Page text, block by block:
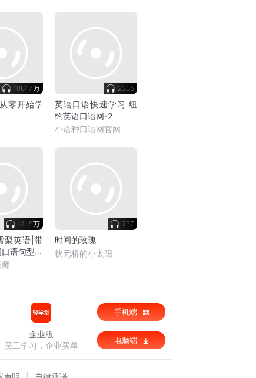
1081.7万
零开始学
2335
英语口语快速学习 纽
约英语口语网-2
小语种口语网官网
141.5万
梨英语|带
语句型语
听
师
257
时间的玫瑰
状元桥的小太阳
企业版
员工学习，企业买单
手机端
电脑端